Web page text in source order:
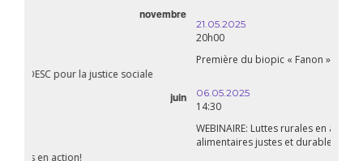
WEBINAIRE: Luttes rurales en action. Pour des systèmes